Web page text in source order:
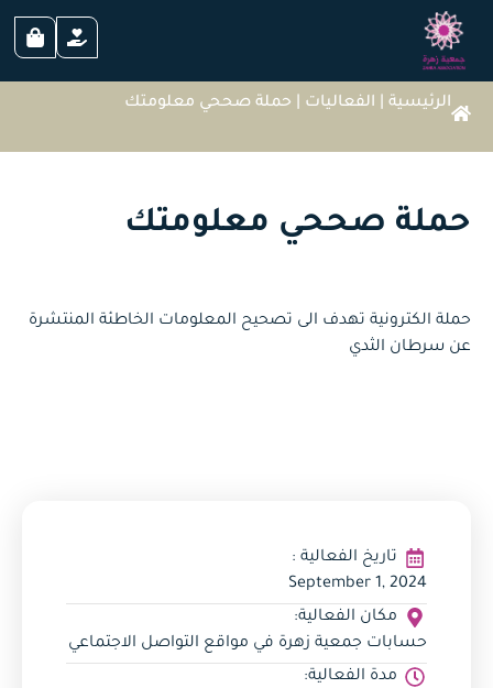
الرئيسية الفعاليات حملة صححي معلومتك
حملة صححي معلومتك
حملة الكترونية تهدف الى تصحيح المعلومات الخاطئة المنتشرة
عن سرطان الثدي
تاريخ الفعالية :
September 1, 2024
مكان الفعالية:
حسابات جمعية زهرة في مواقع التواصل الاجتماعي
مدة الفعالية: